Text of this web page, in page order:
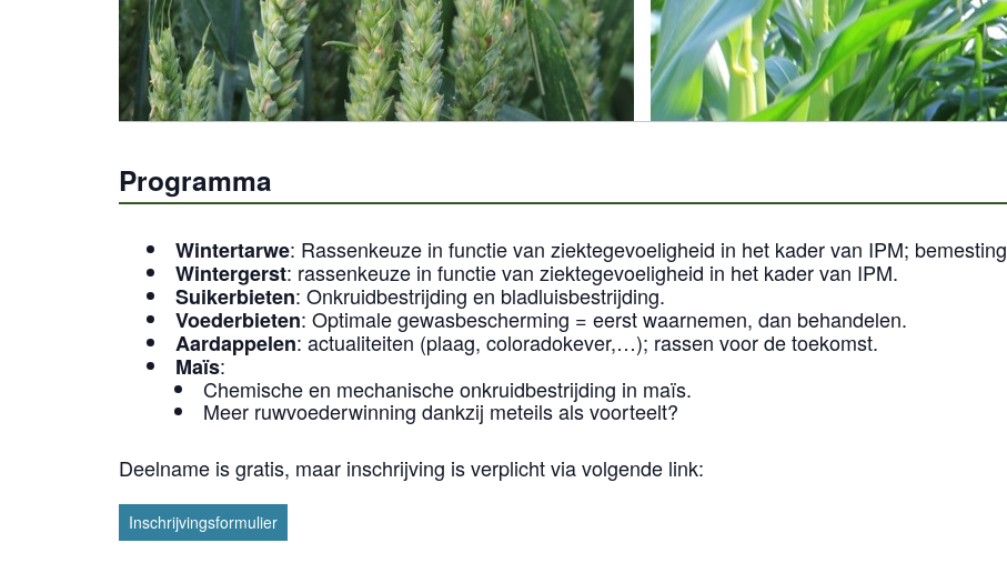
Programma
Wintertarwe: Rassenkeuze in functie van ziektegevoeligheid in het kader van IPM; bemesting
Wintergerst: rassenkeuze in functie van ziektegevoeligheid in het kader van IPM.
Suikerbieten: Onkruidbestrijding en bladluisbestrijding.
Voederbieten: Optimale gewasbescherming = eerst waarnemen, dan behandelen.
Aardappelen: actualiteiten (plaag, coloradokever,…); rassen voor de toekomst.
Maïs:
Chemische en mechanische onkruidbestrijding in maïs.
Meer ruwvoederwinning dankzij meteils als voorteelt?
Deelname is gratis, maar inschrijving is verplicht via volgende link:
Inschrijvingsformulier